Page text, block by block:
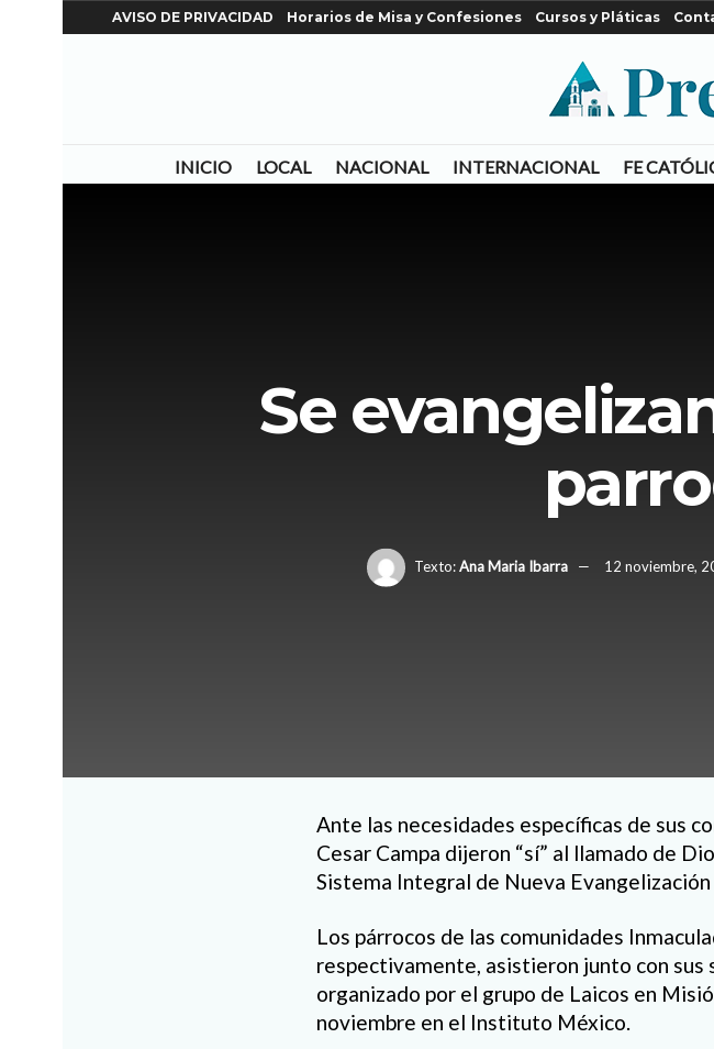
AVISO DE PRIVACIDAD Horarios de Misa y Confesiones Cursos y Pláticas
INICIO LOCAL NACIONAL INTERNACIONAL FE
Se
Texto: Ana Maria Ibarra 12 noviembre,
Ante las necesidades específicas de sus
Cesar Campa dijeron “sí” al llamado de
Sistema Integral de Nueva Evangelización
Los párrocos de las comunidades
respectivamente, asistieron junto con
organizado por el grupo de Laicos en
noviembre en el Instituto México.